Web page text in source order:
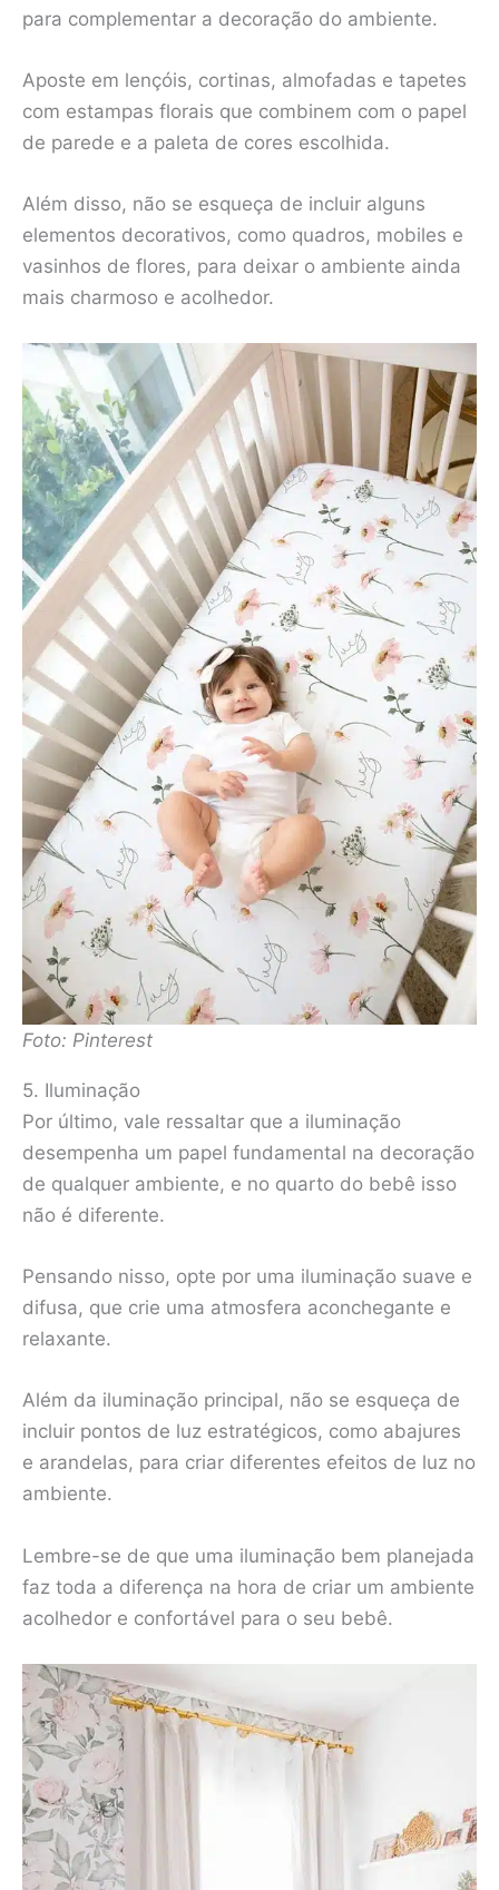
para complementar a decoração do ambiente.
Aposte em lençóis, cortinas, almofadas e tapetes
com estampas florais que combinem com o papel
de parede e a paleta de cores escolhida.
Além disso, não se esqueça de incluir alguns
elementos decorativos, como quadros, mobiles e
vasinhos de flores, para deixar o ambiente ainda
mais charmoso e acolhedor.
Foto: Pinterest
5. Iluminação
Por último, vale ressaltar que a iluminação
desempenha um papel fundamental na decoração
de qualquer ambiente, e no quarto do bebê isso
não é diferente.
Pensando nisso, opte por uma iluminação suave e
difusa, que crie uma atmosfera aconchegante e
relaxante.
Além da iluminação principal, não se esqueça de
incluir pontos de luz estratégicos, como abajures
e arandelas, para criar diferentes efeitos de luz no
ambiente.
Lembre-se de que uma iluminação bem planejada
faz toda a diferença na hora de criar um ambiente
acolhedor e confortável para o seu bebê.